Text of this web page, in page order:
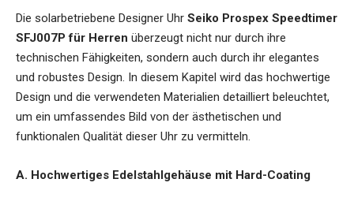
Die solarbetriebene Designer Uhr Seiko Prospex Speedtimer
SFJ007P für Herren überzeugt nicht nur durch ihre
technischen Fähigkeiten, sondern auch durch ihr elegantes
und robustes Design. In diesem Kapitel wird das hochwertige
Design und die verwendeten Materialien detailliert beleuchtet,
um ein umfassendes Bild von der ästhetischen und
funktionalen Qualität dieser Uhr zu vermitteln.
A. Hochwertiges Edelstahlgehäuse mit Hard-Coating